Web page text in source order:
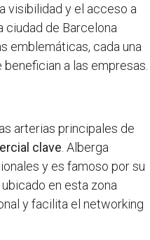
visibilidad y el acceso a
ciudad de Barcelona
emblemáticas, cada una
a las empresas.
arterias principales de
clave. Alberga
y es famoso por su
en esta zona
y facilita el networking